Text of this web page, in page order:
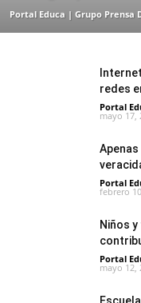
Portal Educa | Grupo Prensa
redes
Portal
mayo 17,
Portal
febrero
Niños
Portal
mayo 12,